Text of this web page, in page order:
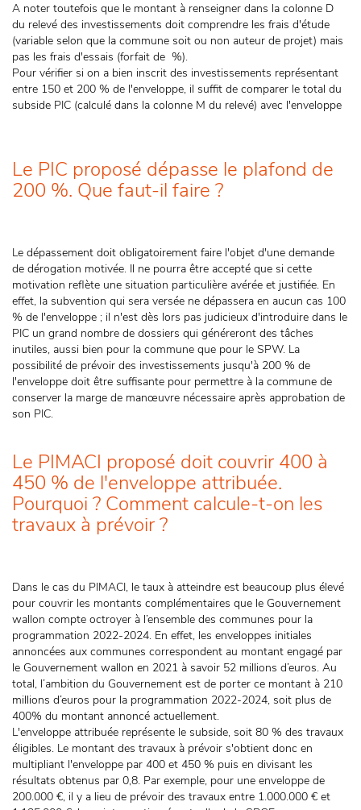
A noter toutefois que le montant à renseigner dans la colonne D
du relevé des investissements doit comprendre les frais d'étude
(variable selon que la commune soit ou non auteur de projet) mais
pas les frais d'essais (forfait de %).
Pour vérifier si on a bien inscrit des investissements représentant
entre 150 et 200 % de l'enveloppe, il suffit de comparer le total du
subside PIC (calculé dans la colonne M du relevé) avec l'enveloppe
Le PIC proposé dépasse le plafond de
200 %. Que faut-il faire ?
Le dépassement doit obligatoirement faire l'objet d'une demande
de dérogation motivée. Il ne pourra être accepté que si cette
motivation reflète une situation particulière avérée et justifiée. En
effet, la subvention qui sera versée ne dépassera en aucun cas 100
% de l'enveloppe ; il n'est dès lors pas judicieux d'introduire dans le
PIC un grand nombre de dossiers qui généreront des tâches
inutiles, aussi bien pour la commune que pour le SPW. La
possibilité de prévoir des investissements jusqu'à 200 % de
l'enveloppe doit être suffisante pour permettre à la commune de
conserver la marge de manœuvre nécessaire après approbation de
son PIC.
Le PIMACI proposé doit couvrir 400 à
450 % de l'enveloppe attribuée.
Pourquoi ? Comment calcule-t-on les
travaux à prévoir ?
Dans le cas du PIMACI, le taux à atteindre est beaucoup plus élevé
pour couvrir les montants complémentaires que le Gouvernement
wallon compte octroyer à l’ensemble des communes pour la
programmation 2022-2024. En effet, les enveloppes initiales
annoncées aux communes correspondent au montant engagé par
le Gouvernement wallon en 2021 à savoir 52 millions d’euros. Au
total, l’ambition du Gouvernement est de porter ce montant à 210
millions d’euros pour la programmation 2022-2024, soit plus de
400% du montant annoncé actuellement.
L'enveloppe attribuée représente le subside, soit 80 % des travaux
éligibles. Le montant des travaux à prévoir s'obtient donc en
multipliant l'enveloppe par 400 et 450 % puis en divisant les
résultats obtenus par 0,8. Par exemple, pour une enveloppe de
200.000 €, il y a lieu de prévoir des travaux entre 1.000.000 € et